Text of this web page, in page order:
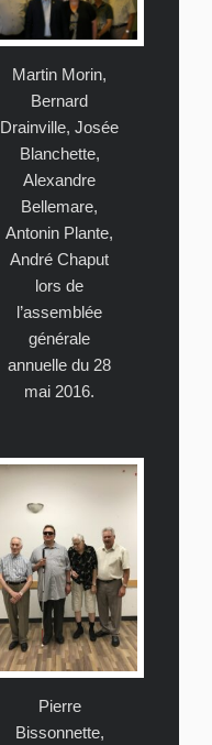
Martin Morin,
Bernard
Drainville, Josée
Blanchette,
Alexandre
Bellemare,
Antonin Plante,
André Chaput
lors de
l’assemblée
générale
annuelle du 28
mai 2016.
Pierre
Bissonnette,